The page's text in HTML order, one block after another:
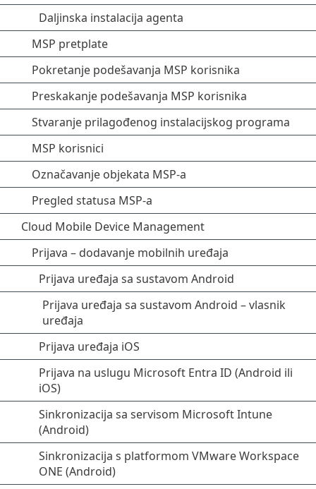
Daljinska instalacija agenta
MSP pretplate
Pokretanje podešavanja MSP korisnika
Preskakanje podešavanja MSP korisnika
Stvaranje prilagođenog instalacijskog programa
MSP korisnici
Označavanje objekata MSP-a
Pregled statusa MSP-a
Cloud Mobile Device Management
Prijava – dodavanje mobilnih uređaja
Prijava uređaja sa sustavom Android
Prijava uređaja sa sustavom Android – vlasnik
uređaja
Prijava uređaja iOS
Prijava na uslugu Microsoft Entra ID (Android ili
iOS)
Sinkronizacija sa servisom Microsoft Intune
(Android)
Sinkronizacija s platformom VMware Workspace
ONE (Android)